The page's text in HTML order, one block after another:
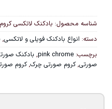
شناسه محصول: بادکنک لاتکسی
دسته: انواع بادکنک فویلی و لاتکسی,
برچسب: pink chrome
, بادکنک
صورتی,کروم صورتی چرک,کروم